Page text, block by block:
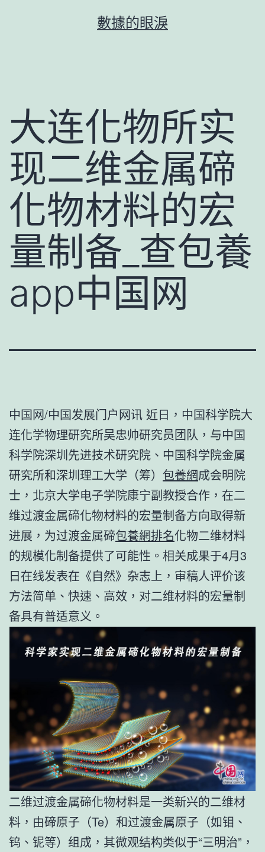
數據的眼淚
大连化物所实
现二维金属碲
化物材料的宏
量制备_查包養
app中国网
中国网/中国发展门户网讯 近日，中国科学院大
连化学物理研究所吴忠帅研究员团队，与中国
科学院深圳先进技术研究院、中国科学院金属
研究所和深圳理工大学（筹） 包養網成会明院
士，北京大学电子学院康宁副教授合作，在二
维过渡金属碲化物材料的宏量制备方向取得新
进展，为过渡金属碲包養網排名化物二维材料
的规模化制备提供了可能性。相关成果于4月3
日在线发表在《自然》杂志上，审稿人评价该
方法简单、快速、高效，对二维材料的宏量制
备具有普适意义。
二维过渡金属碲化物材料是一类新兴的二维材
料，由碲原子（Te）和过渡金属原子（如钼、
钨、铌等）组成，其微观结构类似于“三明治”，